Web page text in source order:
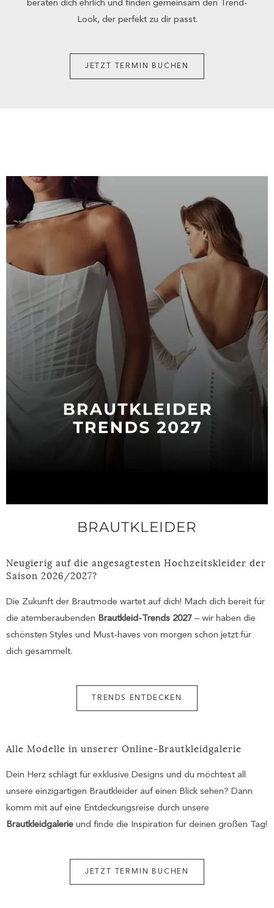
beraten dich ehrlich und finden gemeinsam den Trend-
Look, der perfekt zu dir passt.
JETZT TERMIN BUCHEN
BRAUTKLEIDER
Neugierig auf die angesagtesten Hochzeitskleider der
Saison 2026/2027?
Die Zukunft der Brautmode wartet auf dich! Mach dich bereit für
die atemberaubenden Brautkleid-Trends 2027 – wir haben die
schönsten Styles und Must-haves von morgen schon jetzt für
dich gesammelt.
TRENDS ENTDECKEN
Alle Modelle in unserer Online-Brautkleidgalerie
Dein Herz schlägt für exklusive Designs und du möchtest all
unsere einzigartigen Brautkleider auf einen Blick sehen? Dann
komm mit auf eine Entdeckungsreise durch unsere
Brautkleidgalerie und finde die Inspiration für deinen großen Tag!
JETZT TERMIN BUCHEN